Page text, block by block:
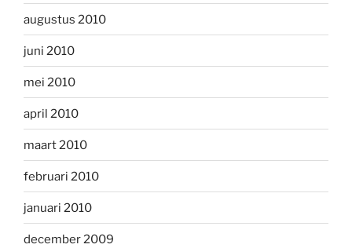
augustus 2010
juni 2010
mei 2010
april 2010
maart 2010
februari 2010
januari 2010
december 2009